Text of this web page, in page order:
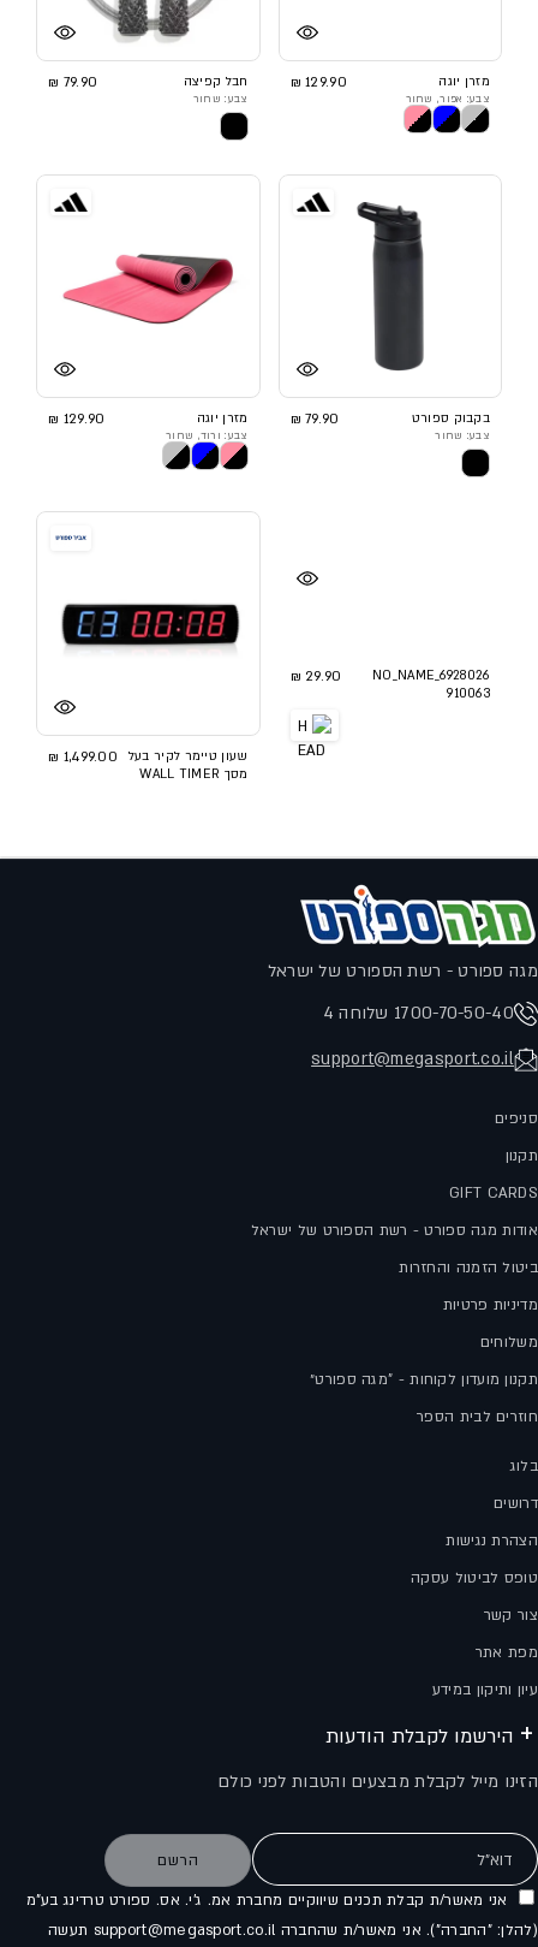
מזרן יוגה 129.90 ₪
צבע: אפור, שחור
חבל קפיצה 79.90 ₪
צבע: שחור
בקבוק ספורט 79.90 ₪
צבע: שחור
מזרן יוגה 129.90 ₪
צבע: ורוד, שחור
NO_NAME_6928026
910063
29.90 ₪
שעון טיימר לקיר בעל
מסך WALL TIMER
1,499.00 ₪
מגה ספורט - רשת הספורט של ישראל
1700-70-50-40 שלוחה 4
support@megasport.co.il
סניפים
תקנון
GIFT CARDS
אודות מגה ספורט - רשת הספורט של ישראל
ביטול הזמנה והחזרות
מדיניות פרטיות
משלוחים
תקנון מועדון לקוחות - "מגה ספורט״
חוזרים לבית הספר
בלוג
דרושים
הצהרת נגישות
טופס לביטול עסקה
צור קשר
מפת אתר
עיון ותיקון במידע
הירשמו לקבלת הודעות
הזינו מייל לקבלת מבצעים והטבות לפני כולם
דוא"ל הרשם
אני מאשר/ת קבלת תכנים שיווקיים מחברת אמ. ג'י. אס. ספורט טרדינג בע"מ
(להלן: "החברה"). אני מאשר/ת שהחברה support@megasport.co.il תעשה